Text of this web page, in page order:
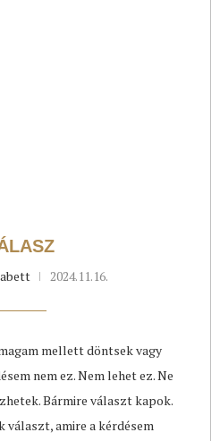
2024.11.16.
mellett döntsek vagy
nem ez. Nem lehet ez. Ne
Bármire választ kapok.
választ, amire a kérdésem